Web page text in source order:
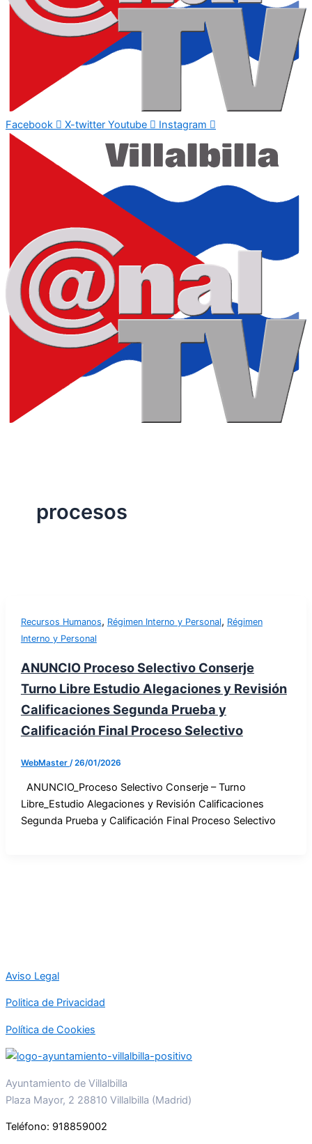
Facebook X-twitter Youtube Instagram
procesos
Recursos Humanos, Régimen Interno y Personal, Régimen
Interno y Personal
ANUNCIO Proceso Selectivo Conserje
Turno Libre Estudio Alegaciones y Revisión
Calificaciones Segunda Prueba y
Calificación Final Proceso Selectivo
WebMaster /26/01/2026
ANUNCIO_Proceso Selectivo Conserje – Turno
Libre_Estudio Alegaciones y Revisión Calificaciones
Segunda Prueba y Calificación Final Proceso Selectivo
Aviso Legal
Politica de Privacidad
Política de Cookies
Ayuntamiento de Villalbilla
Plaza Mayor, 2 28810 Villalbilla (Madrid)
Teléfono: 918859002